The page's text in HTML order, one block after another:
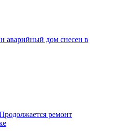
аварийный дом снесен в
ремонт